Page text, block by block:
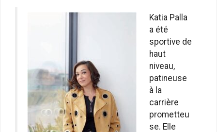
Katia Palla
a été
sportive de
haut
niveau,
patineuse
à la
carrière
prometteu
se. Elle